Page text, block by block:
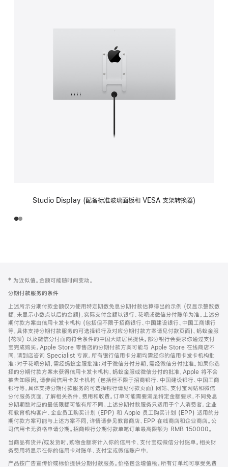
Studio Display (配备标准玻璃面板和 VESA 支架转换器)
页
页
脚
注
‡ 为近似值。金额可能随时间变动。
分期付款服务的条件
上述所示分期付款金额仅为使用特定期数免息分期付款估算得出的示例 (仅显示整数数
额，未显示小数点以后的金额)，实际支付金额以银行、花呗或微信分付账单为准。上述分
期付款方案由信用卡发卡机构 (包括但不限于招商银行、中国建设银行、中国工商银行
等，具体支持分期付款服务的可选择银行及对应分期付款方案请见付款页面)、蚂蚁金服
(花呗) 以及微信分付面向符合条件的中国大陆居民提供。部分银行会要求你通过支付
宝完成购买。Apple Store 零售店的分期付款方案可能与 Apple Store 在线商店不
同，请到店咨询 Specialist 专家。所有银行信用卡分期均需经你的信用卡发卡机构批
准；对于花呗分期，需经蚂蚁金服批准；对于微信分付分期，需经微信分付批准。如果你选
择的分期付款方案未获得信用卡发卡机构、蚂蚁金服或微信分付的批准，Apple 将不会
被告知原因。请参阅信用卡发卡机构 (包括但不限于招商银行、中国建设银行、中国工商
银行等，具体支持分期付款服务的可选择银行请见付款页面) 网站、支付宝网站和微信
分付服务页面，了解相关条件、费用和收费。订单可能需要满足特定金额要求，不同免息
分期期数对应的最低限额可能有所不同。上述分期付款服务只适用于个人消费者。企业
和教育机构客户、企业员工购买计划 (EPP) 和 Apple 员工购买计划 (EPP) 适用的分
期付款方案可能与上述方案不同，详情请参见教育商店、EPP 在线商店和企业商店。公
司信用卡无资格申请分期。招商银行分期付款单笔订单最高限额为 RMB 150000。
当商品有货并/或发货时，购物金额将计入你的信用卡、支付宝或微信分付账单。相关财
务费用将显示在你的信用卡对账单、支付宝或微信账户中。
产品按广告宣传价或标价提供分期付款服务。价格包含增值税。所有订单均可享受免费